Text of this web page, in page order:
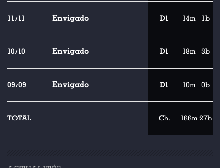
11/11 Envigado D1 14m 1b
10/10 Envigado D1 18m 3b
09/09 Envigado D1 10m 0b
TOTAL Ch. 166m27b